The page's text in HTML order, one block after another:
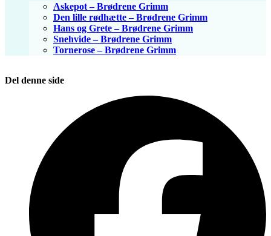
Askepot – Brødrene Grimm
Den lille rødhætte – Brødrene Grimm
Hans og Grete – Brødrene Grimm
Snehvide – Brødrene Grimm
Tornerose – Brødrene Grimm
Del denne side